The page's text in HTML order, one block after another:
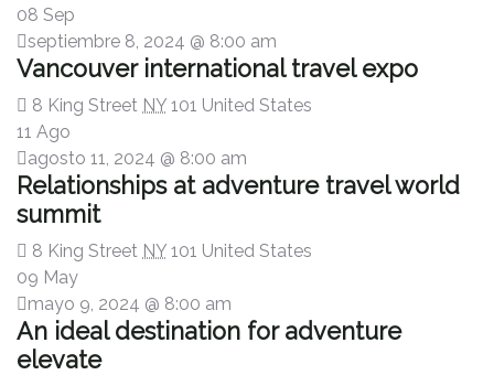
08 Sep
septiembre 8, 2024 @ 8:00 am
Vancouver international travel expo
8 King Street NY 101 United States
11 Ago
agosto 11, 2024 @ 8:00 am
Relationships at adventure travel world
summit
8 King Street NY 101 United States
09 May
mayo 9, 2024 @ 8:00 am
An ideal destination for adventure
elevate